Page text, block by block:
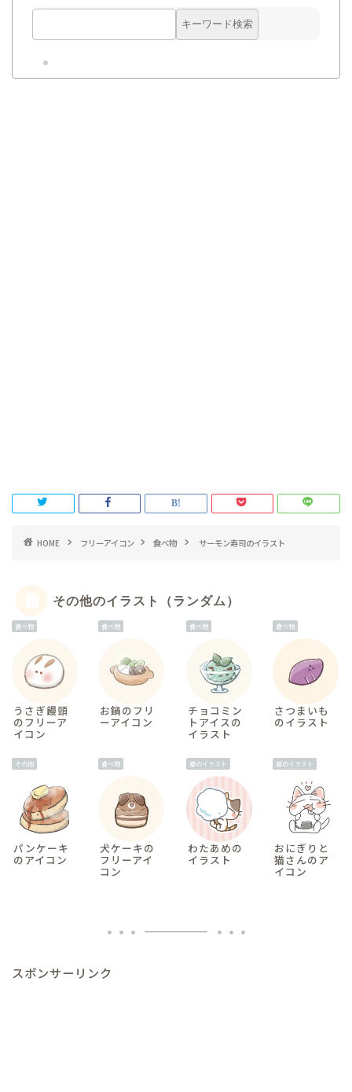
HOME フリーアイコン 食べ物 サーモン寿司のイラスト
その他のイラスト（ランダム）
食べ物
うさぎ饅頭
のフリーア
イコン
食べ物
お鍋のフリ
ーアイコン
食べ物
チョコミン
トアイスの
イラスト
食べ物
さつまいも
のイラスト
その他
パンケーキ
のアイコン
食べ物
犬ケーキの
フリーアイ
コン
猫のイラスト
わたあめの
イラスト
猫のイラスト
おにぎりと
猫さんのア
イコン
スポンサーリンク